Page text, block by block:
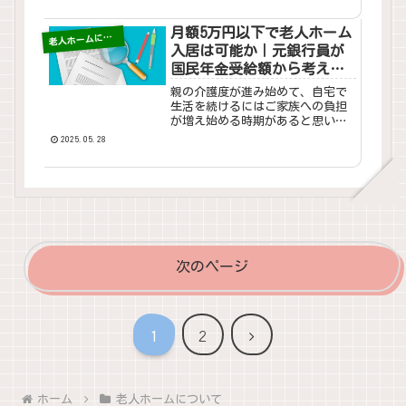
どからLIFULL介護についてのレビ
ューをしたいと思います。
老
人ホームについて
月額5万円以下で老人ホーム
入居は可能か｜元銀行員が
国民年金受給額から考える
現実
親の介護度が進み始めて、自宅で
生活を続けるにはご家族への負担
が増え始める時期があると思いま
力と精神​の健康​にも影響が出はじ
2025.05.28
次のページ
1 2
次
ホーム 老人ホームについて